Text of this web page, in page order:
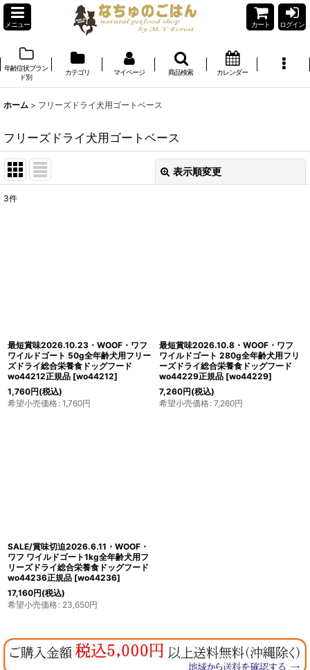
メニュー カート ログイン
年齢症状ブラン
ド別
カテゴリ マイページ 商品検索 カレンダー
ホーム > フリーズドライ犬用ゴートベース
フリーズドライ犬用ゴートベース
表示順変更
3件
最短賞味2026.10.23・WOOF・ワフ
ワイルドゴート 50g全年齢犬用フリー
ズドライ総合栄養食ドッグフード
wo44212正規品 [wo44212]
1,760円(税込)
希望小売価格: 1,760円
最短賞味2026.10.8・WOOF・ワフ
ワイルドゴート 280g全年齢犬用フリ
ーズドライ総合栄養食ドッグフード
wo44229正規品 [wo44229]
7,260円(税込)
希望小売価格: 7,260円
SALE/賞味切迫2026.6.11・WOOF・
ワフ ワイルドゴート1kg全年齢犬用フ
リーズドライ総合栄養食ドッグフード
wo44236正規品 [wo44236]
17,160円(税込)
希望小売価格: 23,650円